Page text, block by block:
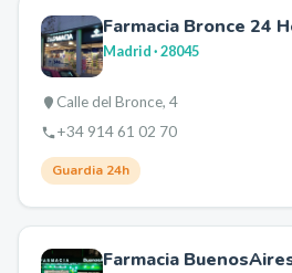
Farmacia Bronce 24
Madrid· 28045
Calle del Bronce, 4
+34 914 61 02 70
Guardia 24h
Farmacia